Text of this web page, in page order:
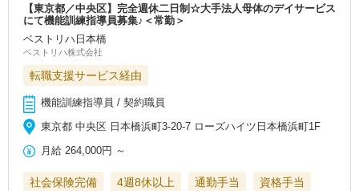
【東京都／中央区】完全週休二日制☆大手法人母体のデイサービス
にて機能訓練指導員募集♪＜常勤＞
ベストリハ日本橋
ベストリハ株式会社
転職支援サービス経由
機能訓練指導員 / 契約職員
東京都 中央区 日本橋浜町3-20-7 ローズハイツ日本橋浜町1F
月給 264,000円 ～
社会保険完備 4週8休以上 通勤手当
資格手当